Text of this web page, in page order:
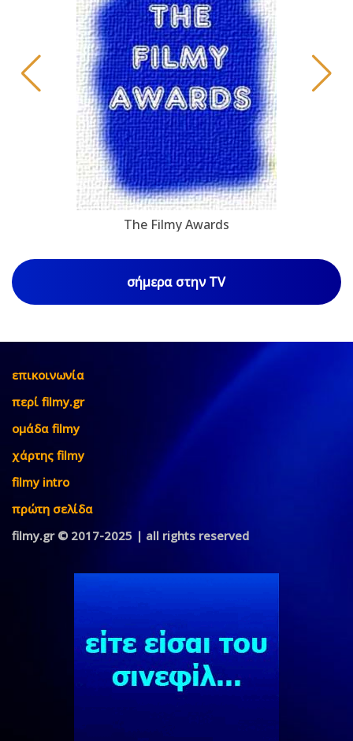
The Filmy Awards
σήμερα στην TV
επικοινωνία
περί filmy.gr
ομάδα filmy
χάρτης filmy
filmy intro
πρώτη σελίδα
filmy.gr © 2017-2025 | all rights reserved